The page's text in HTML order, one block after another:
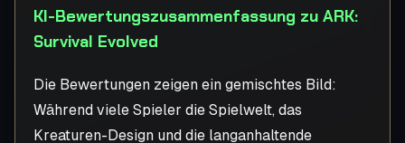
KI-Bewertungszusammenfassung zu ARK:
Survival Evolved
Die Bewertungen zeigen ein gemischtes Bild:
Während viele Spieler die Spielwelt, das
Kreaturen-Design und die langanhaltende